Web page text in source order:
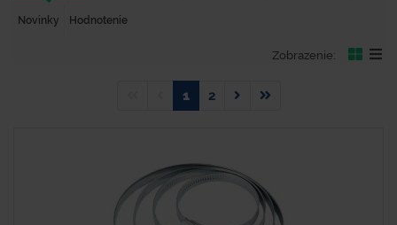
Novinky Hodnotenie
Zobrazenie:
1 2